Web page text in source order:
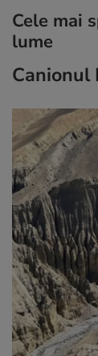
Cele mai
lume
Canionul